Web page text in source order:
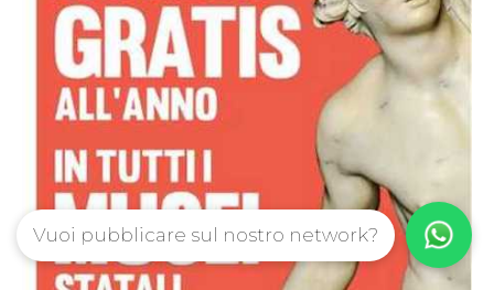
Vuoi pubblicare sul nostro network?